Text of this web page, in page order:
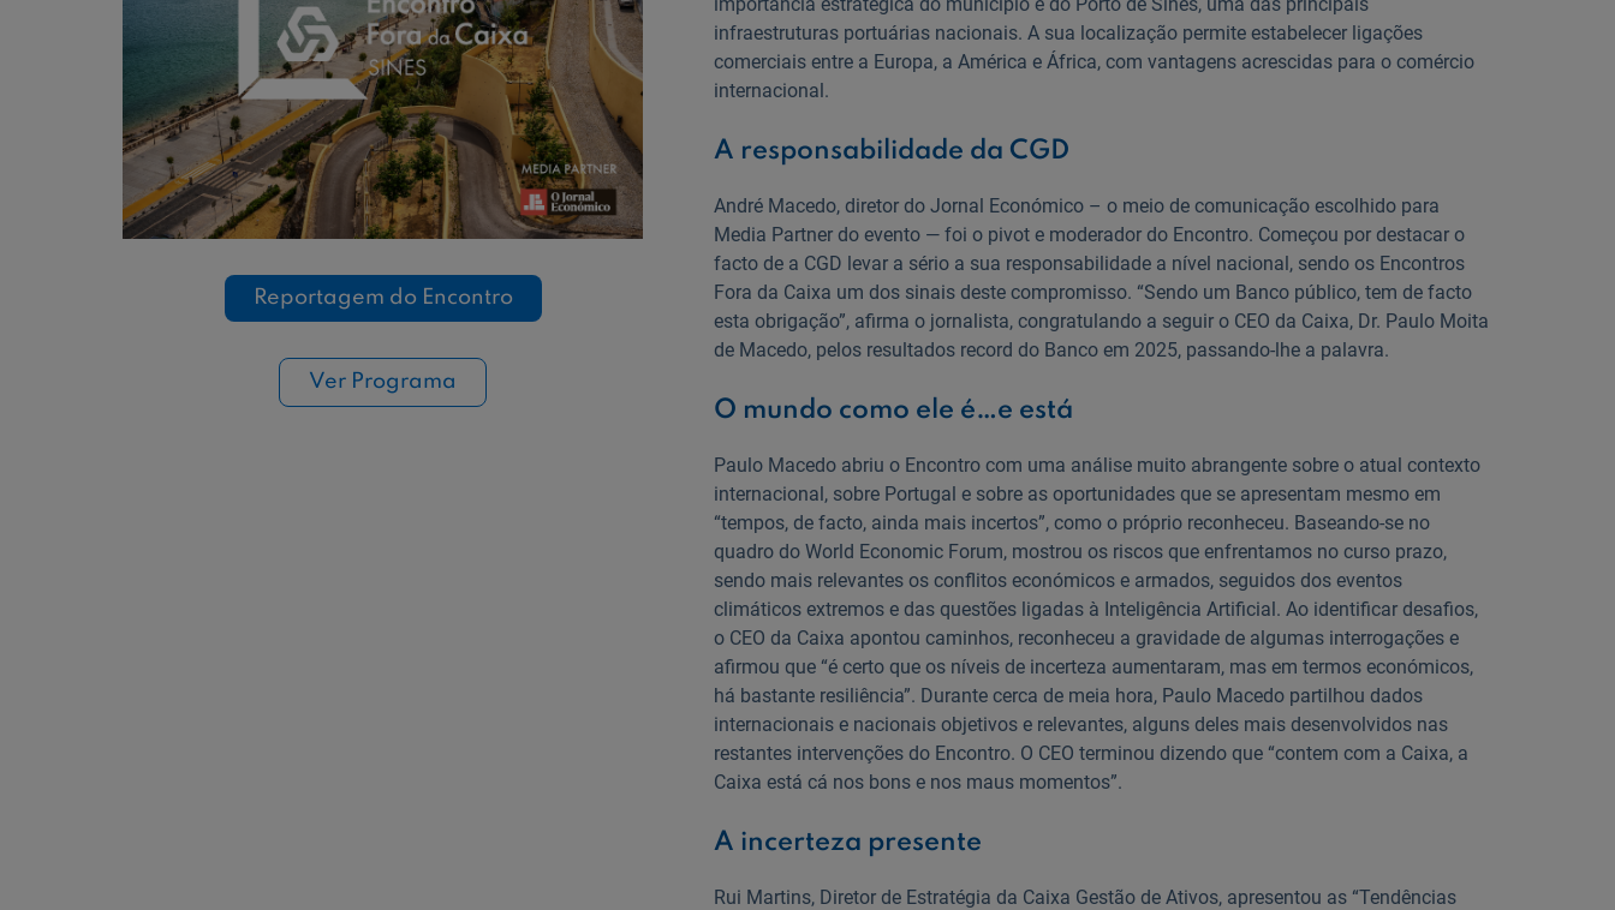
Reportagem do Encontro
Ver Programa
infraestruturas portuárias nacionais. A sua localização permite estabelecer ligações
comerciais entre a Europa, a América e África, com vantagens acrescidas para o comércio
internacional.
A responsabilidade da CGD
André Macedo, diretor do Jornal Económico – o meio de comunicação escolhido para
Media Partner do evento — foi o pivot e moderador do Encontro. Começou por destacar o
facto de a CGD levar a sério a sua responsabilidade a nível nacional, sendo os Encontros
Fora da Caixa um dos sinais deste compromisso. “Sendo um Banco público, tem de facto
esta obrigação”, afirma o jornalista, congratulando a seguir o CEO da Caixa, Dr. Paulo Moita
de Macedo, pelos resultados record do Banco em 2025, passando-lhe a palavra.
O mundo como ele é…e está
Paulo Macedo abriu o Encontro com uma análise muito abrangente sobre o atual contexto
internacional, sobre Portugal e sobre as oportunidades que se apresentam mesmo em
“tempos, de facto, ainda mais incertos”, como o próprio reconheceu. Baseando-se no
quadro do World Economic Forum, mostrou os riscos que enfrentamos no curso prazo,
sendo mais relevantes os conflitos económicos e armados, seguidos dos eventos
climáticos extremos e das questões ligadas à Inteligência Artificial. Ao identificar desafios,
o CEO da Caixa apontou caminhos, reconheceu a gravidade de algumas interrogações e
afirmou que “é certo que os níveis de incerteza aumentaram, mas em termos económicos,
há bastante resiliência”. Durante cerca de meia hora, Paulo Macedo partilhou dados
internacionais e nacionais objetivos e relevantes, alguns deles mais desenvolvidos nas
restantes intervenções do Encontro. O CEO terminou dizendo que “contem com a Caixa, a
Caixa está cá nos bons e nos maus momentos”.
A incerteza presente
Rui Martins, Diretor de Estratégia da Caixa Gestão de Ativos, apresentou as “Tendências